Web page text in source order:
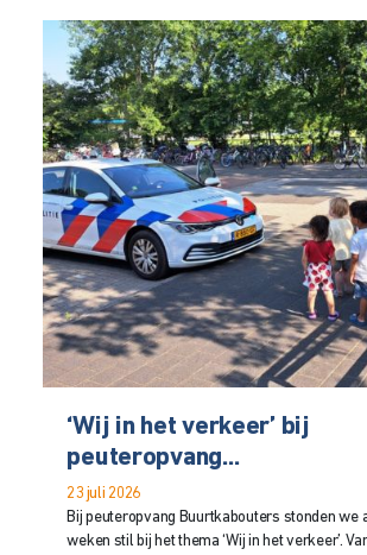
‘Wij in het verkeer’ bij
peuteropvang...
23 juli 2026
Bij peuteropvang Buurtkabouters stonden we
weken stil bij het thema ‘Wij in het verkeer’.